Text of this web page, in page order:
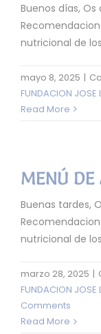
Buenos días,
nutricional de
mayo 8, 2025 |
FUNDACION JOSE
Read More
MENÚ
Buenas tardes,
nutricional de
marzo 28, 2025 |
FUNDACION JOSE
Comments
Read More